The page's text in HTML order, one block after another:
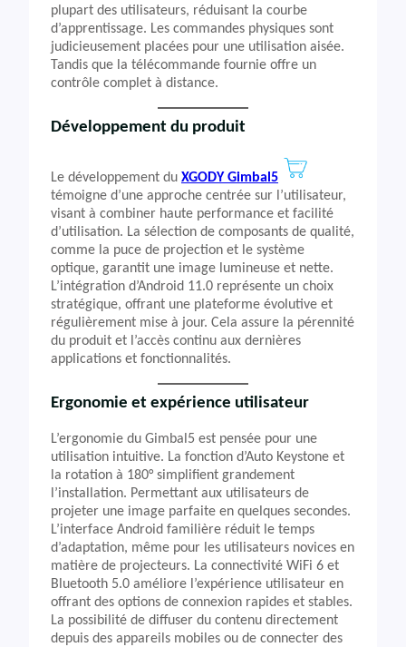
plupart des utilisateurs, réduisant la courbe
d’apprentissage. Les commandes physiques sont
judicieusement placées pour une utilisation aisée.
Tandis que la télécommande fournie offre un
contrôle complet à distance.
Développement du produit
Le développement du XGODY Gimbal5
témoigne d’une approche centrée sur l’utilisateur,
visant à combiner haute performance et facilité
d’utilisation. La sélection de composants de qualité,
comme la puce de projection et le système
optique, garantit une image lumineuse et nette.
L’intégration d’Android 11.0 représente un choix
stratégique, offrant une plateforme évolutive et
régulièrement mise à jour. Cela assure la pérennité
du produit et l’accès continu aux dernières
applications et fonctionnalités.
Ergonomie et expérience utilisateur
L’ergonomie du Gimbal5 est pensée pour une
utilisation intuitive. La fonction d’Auto Keystone et
la rotation à 180° simplifient grandement
l’installation. Permettant aux utilisateurs de
projeter une image parfaite en quelques secondes.
L’interface Android familière réduit le temps
d’adaptation, même pour les utilisateurs novices en
matière de projecteurs. La connectivité WiFi 6 et
Bluetooth 5.0 améliore l’expérience utilisateur en
offrant des options de connexion rapides et stables.
La possibilité de diffuser du contenu directement
depuis des appareils mobiles ou de connecter des